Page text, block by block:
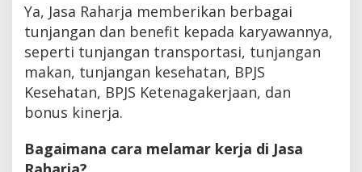
Ya, Jasa Raharja memberikan berbagai
tunjangan dan benefit kepada karyawannya,
seperti tunjangan transportasi, tunjangan
makan, tunjangan kesehatan, BPJS
Kesehatan, BPJS Ketenagakerjaan, dan
bonus kinerja.
Bagaimana cara melamar kerja di Jasa